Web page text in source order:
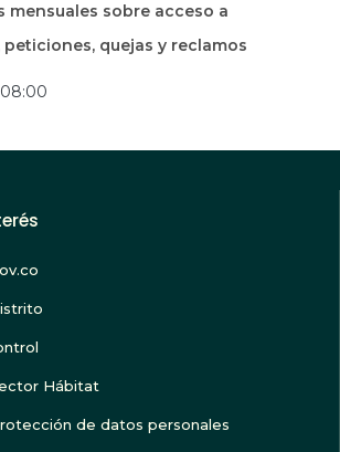
mensuales sobre acceso a
quejas y reclamos
Hábitat
de datos personales